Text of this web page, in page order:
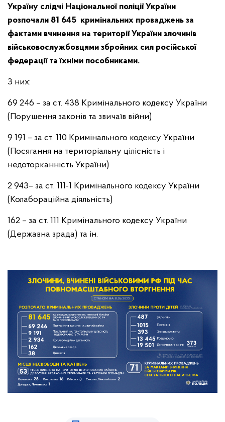
Україну слідчі Національної поліції України
розпочали 81 645 кримінальних проваджень за
фактами вчинення на території України злочинів
військовослужбовцями збройних сил російської
федерації та їхніми пособниками.
З них:
69 246 – за ст. 438 Кримінального кодексу України
(Порушення законів та звичаїв війни)
9 191 – за ст. 110 Кримінального кодексу України
(Посягання на територіальну цілісність і
недоторканність України)
2 943– за ст. 111-1 Кримінального кодексу України
(Колабораційна діяльність)
162 – за ст. 111 Кримінального кодексу України
(Державна зрада) та ін.